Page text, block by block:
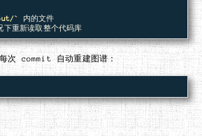
`
次 commit 自动重建图谱：